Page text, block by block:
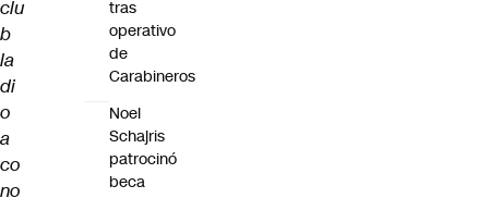
clu
b
la
di
o
a
co
no
tras
operativo
de
Carabineros
Noel
Schajris
patrocinó
beca